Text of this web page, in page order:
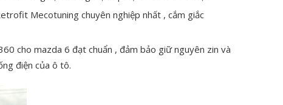
Mecotuning chuyên nghiệp nhất , cắm giắc
cho mazda 6 đạt chuẩn , đảm bảo giữ nguyên zin và
điện của ô tô.